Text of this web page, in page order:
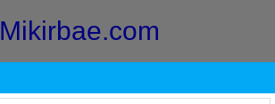
Mikirbae.com